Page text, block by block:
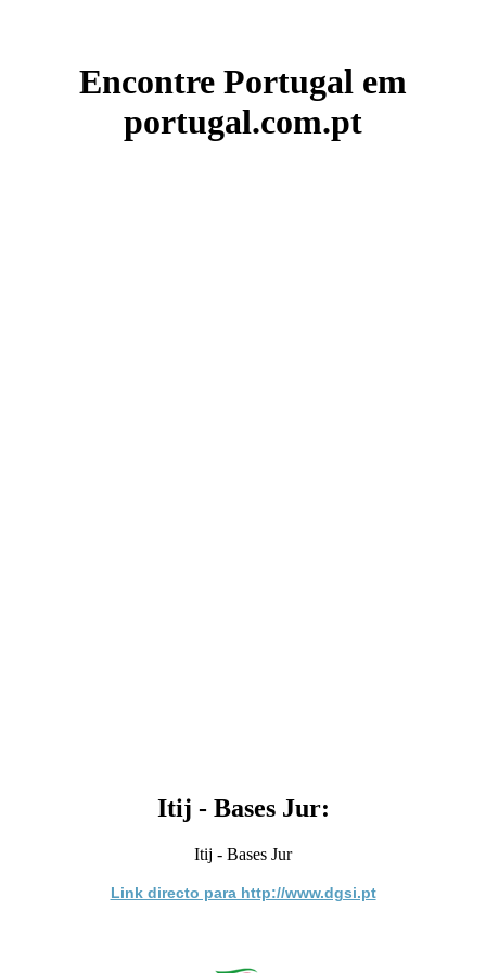
Encontre Portugal em
portugal.com.pt
Itij - Bases Jur:
Itij - Bases Jur
Link directo para http://www.dgsi.pt